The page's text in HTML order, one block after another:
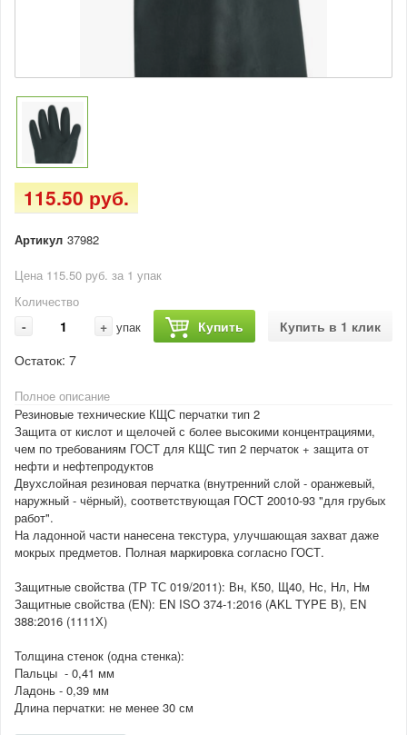
115.50 руб.
Артикул 37982
Цена 115.50 руб. за 1 упак
Количество
- + упак Купить
Купить в 1 клик
Остаток: 7
Полное описание
Резиновые технические КЩС перчатки тип 2
Защита от кислот и щелочей с более высокими концентрациями,
чем по требованиям ГОСТ для КЩС тип 2 перчаток + защита от
нефти и нефтепродуктов
Двухслойная резиновая перчатка (внутренний слой - оранжевый,
наружный - чёрный), соответствующая ГОСТ 20010-93 "для грубых
работ".
На ладонной части нанесена текстура, улучшающая захват даже
мокрых предметов. Полная маркировка согласно ГОСТ.
Защитные свойства (ТР ТС 019/2011): Вн, К50, Щ40, Нс, Нл, Нм
Защитные свойства (EN): EN ISO 374-1:2016 (AKL TYPE B), EN
388:2016 (1111Х)
Толщина стенок (одна стенка):
Пальцы - 0,41 мм
Ладонь - 0,39 мм
Длина перчатки: не менее 30 см